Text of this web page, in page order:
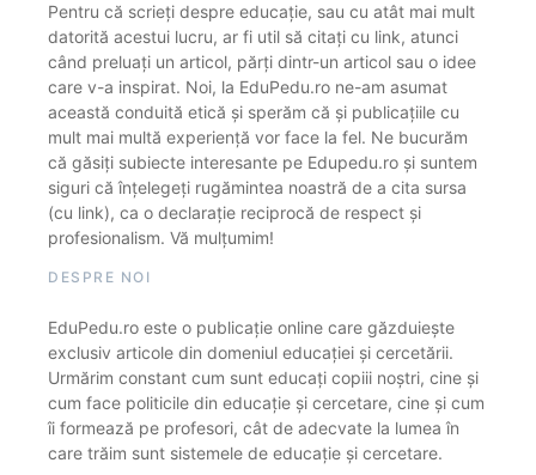
Pentru că scrieți despre educație, sau cu atât mai mult
datorită acestui lucru, ar fi util să citați cu link, atunci
când preluați un articol, părți dintr-un articol sau o idee
care v-a inspirat. Noi, la EduPedu.ro ne-am asumat
această conduită etică și sperăm că și publicațiile cu
mult mai multă experiență vor face la fel. Ne bucurăm
că găsiți subiecte interesante pe Edupedu.ro și suntem
siguri că înțelegeți rugămintea noastră de a cita sursa
(cu link), ca o declarație reciprocă de respect și
profesionalism. Vă mulțumim!
DESPRE NOI
EduPedu.ro este o publicație online care găzduiește
exclusiv articole din domeniul educației și cercetării.
Urmărim constant cum sunt educați copiii noștri, cine și
cum face politicile din educație și cercetare, cine și cum
îi formează pe profesori, cât de adecvate la lumea în
care trăim sunt sistemele de educație și cercetare.